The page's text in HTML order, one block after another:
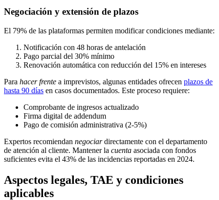
Negociación y extensión de plazos
El 79% de las plataformas permiten modificar condiciones mediante:
Notificación con 48 horas de antelación
Pago parcial del 30% mínimo
Renovación automática con reducción del 15% en intereses
Para hacer frente a imprevistos, algunas entidades ofrecen plazos de
hasta 90 días en casos documentados. Este proceso requiere:
Comprobante de ingresos actualizado
Firma digital de addendum
Pago de comisión administrativa (2-5%)
Expertos recomiendan negociardirectamente con el departamento
de atención al cliente. Mantener la cuenta asociada con fondos
suficientes evita el 43% de las incidencias reportadas en 2024.
Aspectos legales, TAE y condiciones
aplicables